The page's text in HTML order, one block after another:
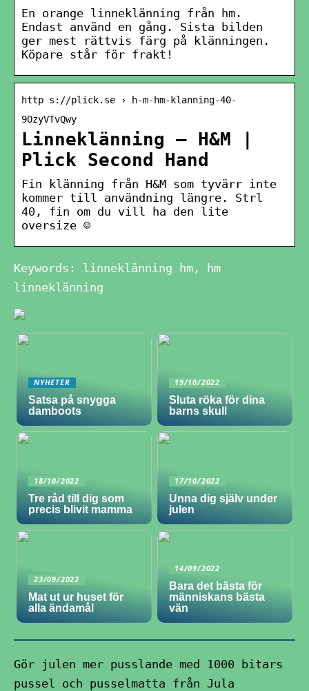
En orange linneklänning från hm.
Endast använd en gång. Sista bilden
ger mest rättvis färg på klänningen.
Köpare står för frakt!
http s://plick.se › h-m-hm-klanning-40-
9OzyVTvQwy
Linneklänning – H&M |
Plick Second Hand
Fin klänning från H&M som tyvärr inte
kommer till användning längre. Strl
40, fin om du vill ha den lite
oversize ☺️
Keywords: linneklänning hm, hm
linneklänning
NYHETER
Satsa på snygga
damboots
19/10/2022
Sluta röka för dina
barns skull
18/10/2022
Tre råd till dig som
precis blivit mamma
17/10/2022
Unna dig själv under
julen
23/09/2022
Mat ut ur huset för
alla ändamål
14/09/2022
Bara det bästa för
människans bästa
vän
Gör julen mer pusslande med 1000 bitars
pussel och pusselmatta från Jula